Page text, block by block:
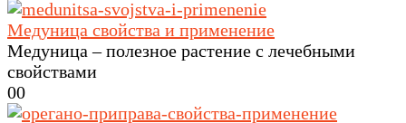
Медуница свойства и применение
Медуница – полезное растение с лечебными
свойствами
00